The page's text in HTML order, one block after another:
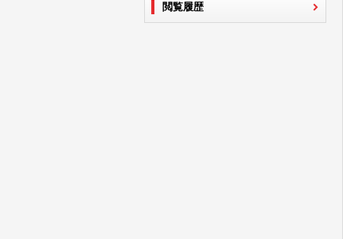
閲覧履歴